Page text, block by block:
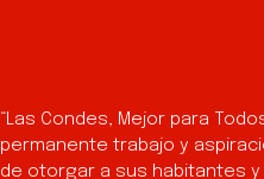
“Las Condes, Mejor para
permanente trabajo y
de otorgar a sus habitantes y